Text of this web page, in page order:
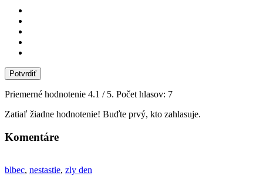
Potvrdiť
Priemerné hodnotenie 4.1 / 5. Počet hlasov: 7
Zatiaľ žiadne hodnotenie! Buďte prvý, kto zahlasuje.
Komentáre
blbec, nestastie, zly den